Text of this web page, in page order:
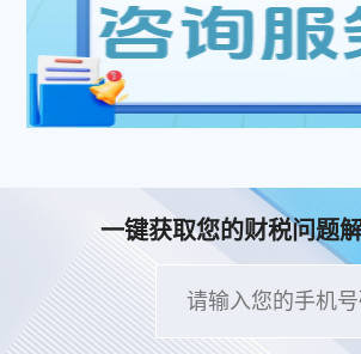
一键获取您的财税问题